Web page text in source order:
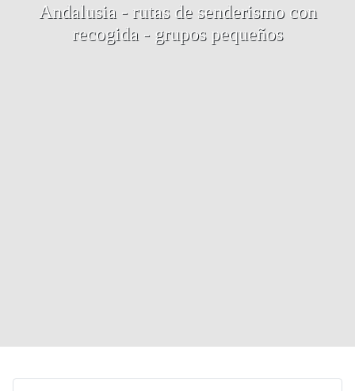
Andalusia - rutas de senderismo con
recogida - grupos pequeños